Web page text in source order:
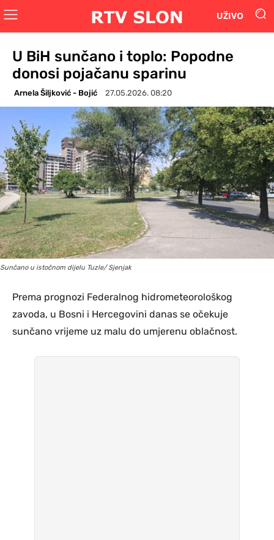
UŽIVO
U BiH sunčano i toplo: Popodne
donosi pojačanu sparinu
Arnela Šiljković - Bojić 27.05.2026. 08:20
Sunčano u istočnom dijelu Tuzle/ Sjenjak
Prema prognozi Federalnog hidrometeorološkog
zavoda, u Bosni i Hercegovini danas se očekuje
sunčano vrijeme uz malu do umjerenu oblačnost.